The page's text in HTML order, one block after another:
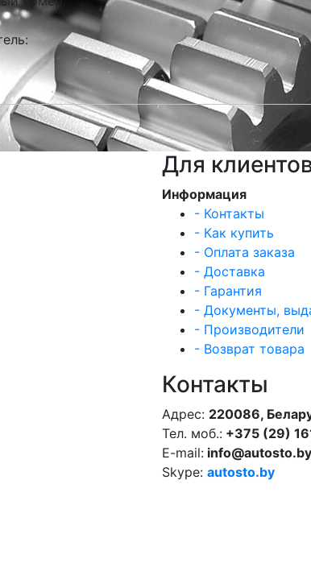
Для
Информация
- Контакты
- Как купить
- Оплата заказа
- Доставка
- Гарантия
- Документы,
- Производители
- Возврат товара
Контакты
Адрес: 220086,
Тел. моб.: +375 (29)
E-mail: info@autosto.by
Skype: autosto.by